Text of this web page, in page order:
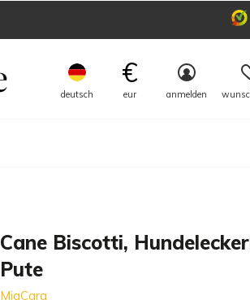
deutsch
€
eur anmelden
Cane Biscotti,
Pute
MiaCara